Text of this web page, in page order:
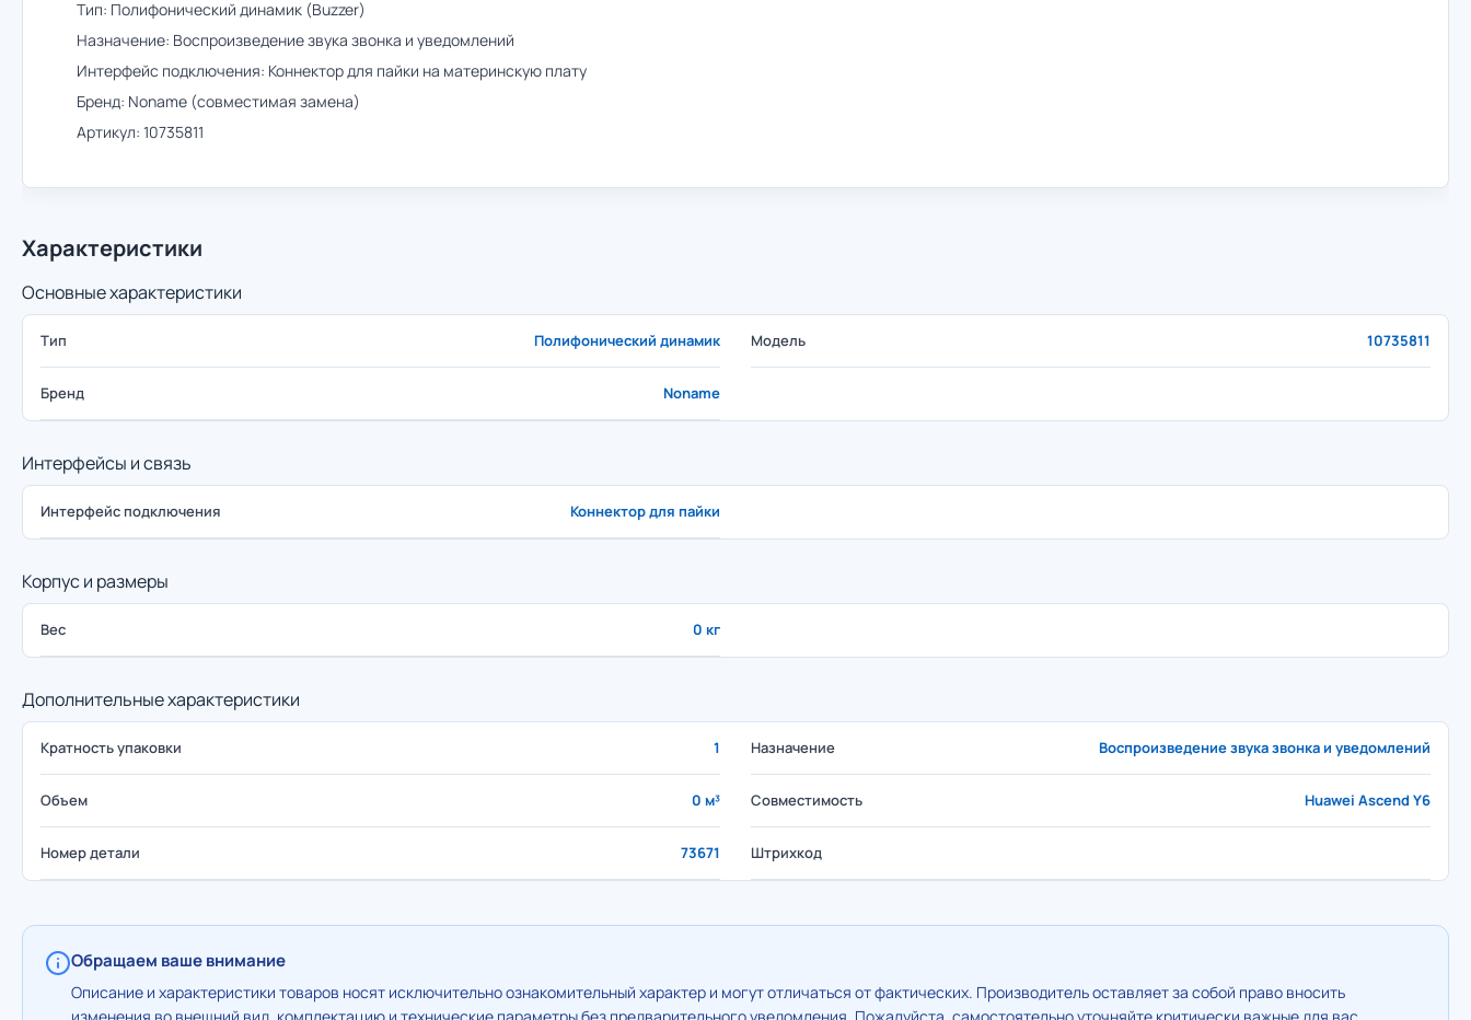
Тип: Полифонический динамик (Buzzer)
Назначение: Воспроизведение звука звонка и уведомлений
Интерфейс подключения: Коннектор для пайки на материнскую плату
Бренд: Noname (совместимая замена)
Артикул: 10735811
Характеристики
Основные характеристики
Тип Полифонический динамик Модель 10735811
Бренд Noname
Интерфейсы и связь
Интерфейс подключения Коннектор для пайки
Корпус и размеры
Вес 0 кг
Дополнительные характеристики
Кратность упаковки 1 Назначение Воспроизведение звука звонка и уведомлений
Объем 0 м³ Совместимость Huawei Ascend Y6
Номер детали 73671 Штрихкод
Обращаем ваше внимание
Описание и характеристики товаров носят исключительно ознакомительный характер и могут отличаться от фактических. Производитель оставляет за собой право вносить